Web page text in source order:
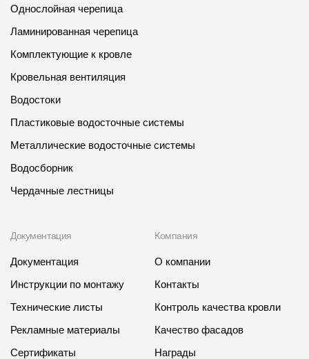
Однослойная черепица
Ламинированная черепица
Комплектующие к кровле
Кровельная вентиляция
Водостоки
Пластиковые водосточные системы
Металлические водосточные системы
Водосборник
Чердачные лестницы
Документация
Документация
Инструкции по монтажу
Технические листы
Рекламные материалы
Сертификаты
Компания
О компании
Контакты
Контроль качества кровли
Качество фасадов
Награды